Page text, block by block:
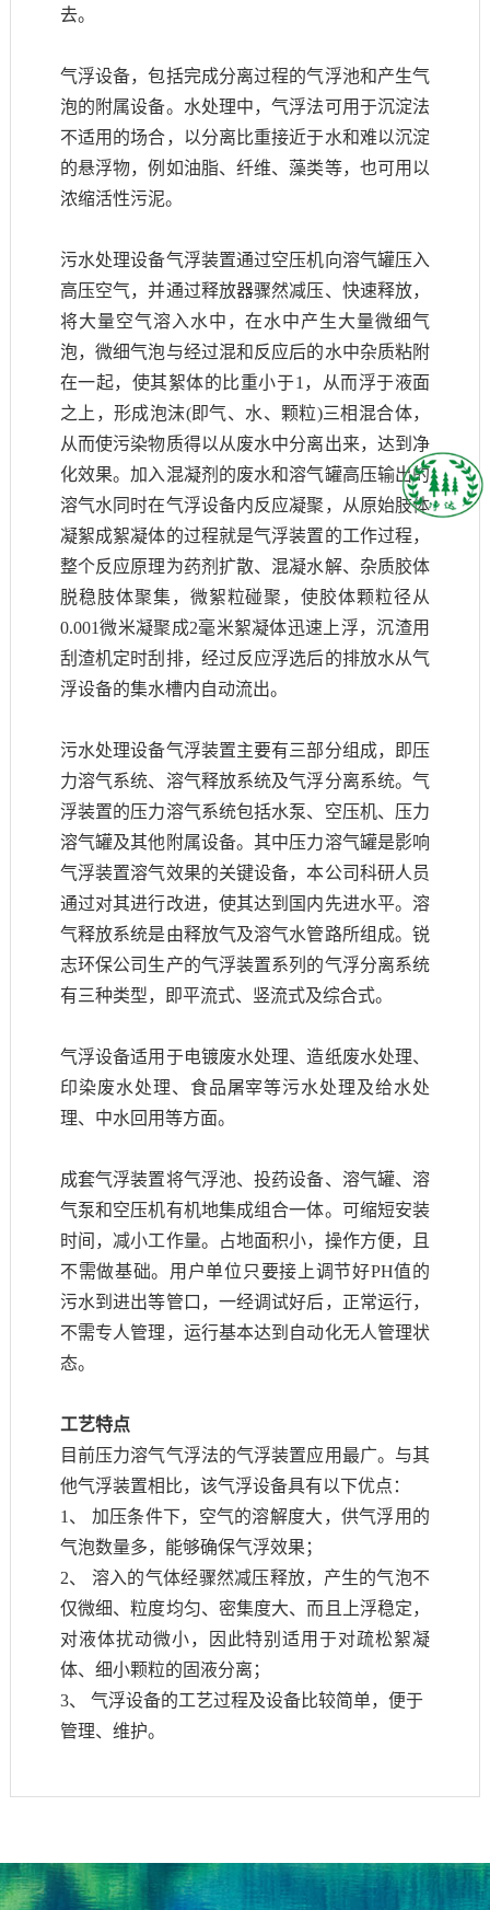
去。
气浮设备，包括完成分离过程的气浮池和产生气
泡的附属设备。水处理中，气浮法可用于沉淀法
不适用的场合，以分离比重接近于水和难以沉淀
的悬浮物，例如油脂、纤维、藻类等，也可用以
浓缩活性污泥。
污水处理设备气浮装置通过空压机向溶气罐压入
高压空气，并通过释放器骤然减压、快速释放，
将大量空气溶入水中，在水中产生大量微细气
泡，微细气泡与经过混和反应后的水中杂质粘附
在一起，使其絮体的比重小于1，从而浮于液面
之上，形成泡沫(即气、水、颗粒)三相混合体，
从而使污染物质得以从废水中分离出来，达到净
化效果。加入混凝剂的废水和溶气罐高压输出的
溶气水同时在气浮设备内反应凝聚，从原始肢体
凝絮成絮凝体的过程就是气浮装置的工作过程，
整个反应原理为药剂扩散、混凝水解、杂质胶体
脱稳肢体聚集，微絮粒碰聚，使胶体颗粒径从
0.001微米凝聚成2毫米絮凝体迅速上浮，沉渣用
刮渣机定时刮排，经过反应浮选后的排放水从气
浮设备的集水槽内自动流出。
污水处理设备气浮装置主要有三部分组成，即压
力溶气系统、溶气释放系统及气浮分离系统。气
浮装置的压力溶气系统包括水泵、空压机、压力
溶气罐及其他附属设备。其中压力溶气罐是影响
气浮装置溶气效果的关键设备，本公司科研人员
通过对其进行改进，使其达到国内先进水平。溶
气释放系统是由释放气及溶气水管路所组成。锐
志环保公司生产的气浮装置系列的气浮分离系统
有三种类型，即平流式、竖流式及综合式。
气浮设备适用于电镀废水处理、造纸废水处理、
印染废水处理、食品屠宰等污水处理及给水处
理、中水回用等方面。
成套气浮装置将气浮池、投药设备、溶气罐、溶
气泵和空压机有机地集成组合一体。可缩短安装
时间，减小工作量。占地面积小，操作方便，且
不需做基础。用户单位只要接上调节好PH值的
污水到进出等管口，一经调试好后，正常运行，
不需专人管理，运行基本达到自动化无人管理状
态。
工艺特点
目前压力溶气气浮法的气浮装置应用最广。与其
他气浮装置相比，该气浮设备具有以下优点：
1、 加压条件下，空气的溶解度大，供气浮用的
气泡数量多，能够确保气浮效果；
2、 溶入的气体经骤然减压释放，产生的气泡不
仅微细、粒度均匀、密集度大、而且上浮稳定，
对液体扰动微小，因此特别适用于对疏松絮凝
体、细小颗粒的固液分离；
3、 气浮设备的工艺过程及设备比较简单，便于
管理、维护。